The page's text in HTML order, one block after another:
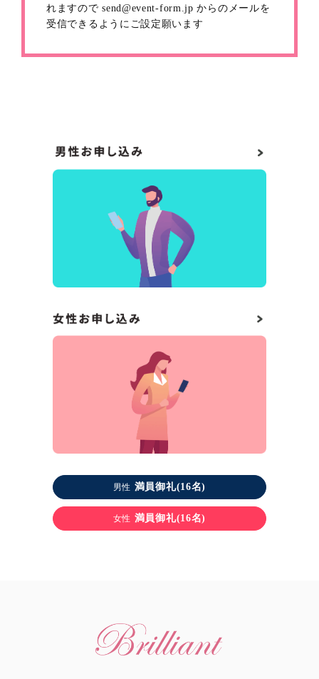
れますので send@event-form.jp からのメールを
受信できるようにご設定願います
男性 満員御礼(16名)
女性 満員御礼(16名)